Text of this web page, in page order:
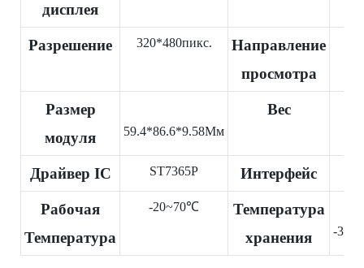
дисплея
Разрешение 320*480пикс.
Направление
просмотра
Размер
модуля
59.4*86.6*9.58Мм
Вес
Драйвер IC ST7365P Интерфейс
Рабочая
Температура
-20~70℃
Температура
хранения
-